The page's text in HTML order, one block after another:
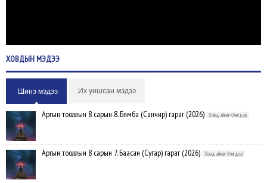
ХОВДЫНМЭДЭЭ
Шинэ мэдээ Их уншсан мэдээ
Аргын тооллын 8 сарын 8. Бямба (Санчир) гараг (2026) Ховд аймаг-Өчигдөр
Аргын тооллын 8 сарын 7. Баасан (Сугар) гараг (2026) Ховд аймаг-Өчигдөр